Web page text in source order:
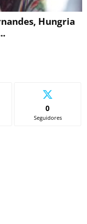
Hungria
0
Seguidores